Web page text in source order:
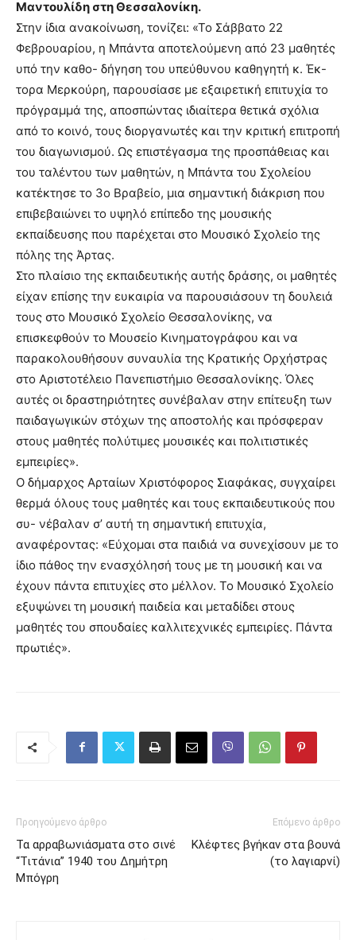
Μαντουλίδη στη Θεσσαλονίκη.
Στην ίδια ανακοίνωση, τονίζει: «Το Σάββατο 22
Φεβρουαρίου, η Μπάντα αποτελούμενη από 23 μαθητές
υπό την καθο- δήγηση του υπεύθυνου καθηγητή κ. Έκ-
τορα Μερκούρη, παρουσίασε με εξαιρετική επιτυχία το
πρόγραμμά της, αποσπώντας ιδιαίτερα θετικά σχόλια
από το κοινό, τους διοργανωτές και την κριτική επιτροπή
του διαγωνισμού. Ως επιστέγασμα της προσπάθειας και
του ταλέντου των μαθητών, η Μπάντα του Σχολείου
κατέκτησε το 3ο Βραβείο, μια σημαντική διάκριση που
επιβεβαιώνει το υψηλό επίπεδο της μουσικής
εκπαίδευσης που παρέχεται στο Μουσικό Σχολείο της
πόλης της Άρτας.
Στο πλαίσιο της εκπαιδευτικής αυτής δράσης, οι μαθητές
είχαν επίσης την ευκαιρία να παρουσιάσουν τη δουλειά
τους στο Μουσικό Σχολείο Θεσσαλονίκης, να
επισκεφθούν το Μουσείο Κινηματογράφου και να
παρακολουθήσουν συναυλία της Κρατικής Ορχήστρας
στο Αριστοτέλειο Πανεπιστήμιο Θεσσαλονίκης. Όλες
αυτές οι δραστηριότητες συνέβαλαν στην επίτευξη των
παιδαγωγικών στόχων της αποστολής και πρόσφεραν
στους μαθητές πολύτιμες μουσικές και πολιτιστικές
εμπειρίες».
Ο δήμαρχος Αρταίων Χριστόφορος Σιαφάκας, συγχαίρει
θερμά όλους τους μαθητές και τους εκπαιδευτικούς που
συ- νέβαλαν σ’ αυτή τη σημαντική επιτυχία,
αναφέροντας: «Εύχομαι στα παιδιά να συνεχίσουν με το
ίδιο πάθος την ενασχόλησή τους με τη μουσική και να
έχουν πάντα επιτυχίες στο μέλλον. Το Μουσικό Σχολείο
εξυψώνει τη μουσική παιδεία και μεταδίδει στους
μαθητές του σπουδαίες καλλιτεχνικές εμπειρίες. Πάντα
πρωτιές».
Προηγούμενο άρθρο
Τα αρραβωνιάσματα στο σινέ
“Τιτάνια” 1940 του Δημήτρη
Μπόγρη
Επόμενο άρθρο
Κλέφτες βγήκαν στα βουνά
(το λαγιαρνί)